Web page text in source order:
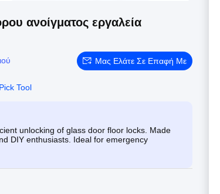
ανοίγματος εργαλεία
Μας Ελάτε Σε Επαφή Με
Tool
unlocking of glass door floor locks. Made
DIY enthusiasts. Ideal for emergency